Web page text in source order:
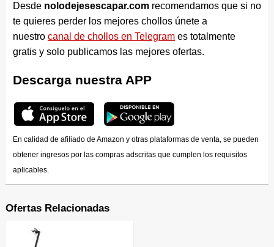
Desde nolodejesescapar.comrecomendamos que si no
te quieres perder los mejores chollos únete a
nuestro canal de chollos en Telegrames totalmente
gratis y solo publicamos las mejores ofertas.
Descarga nuestra APP
En calidad de afiliado de Amazon y otras plataformas de venta, se pueden
obtener ingresos por las compras adscritas que cumplen los requisitos
aplicables.
Ofertas Relacionadas